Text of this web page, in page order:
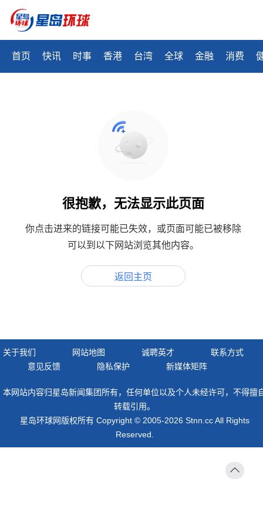
首页 快讯 时事 香港 台湾 全球 金融 消费
很抱歉，无法显示此页面
你点击进来的链接可能已失效，或页面可能已被移除
可以到以下网站浏览其他内容。
返回主页
关于我们 网站地图 诚聘英才
联系方式
意见反馈
隐私保护 新媒体矩阵
本网站内容归星岛新闻集团所有，任何单位以及个人未经许可，不得擅
转载引用。
星岛环球网版权所有 Copyright © 2005-2026 Stnn.cc All Rights
Reserved.